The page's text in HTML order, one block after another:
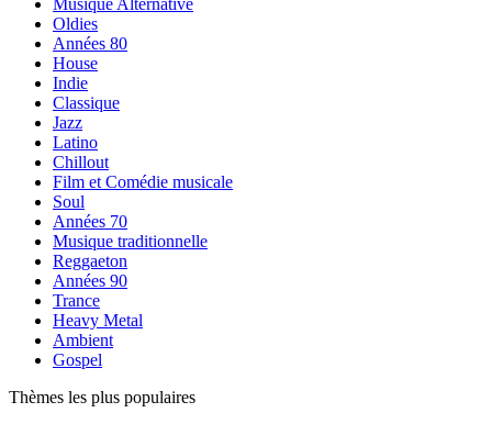
Musique Alternative
Oldies
Années 80
House
Indie
Classique
Jazz
Latino
Chillout
Film et Comédie musicale
Soul
Années 70
Musique traditionnelle
Reggaeton
Années 90
Trance
Heavy Metal
Ambient
Gospel
Thèmes les plus populaires